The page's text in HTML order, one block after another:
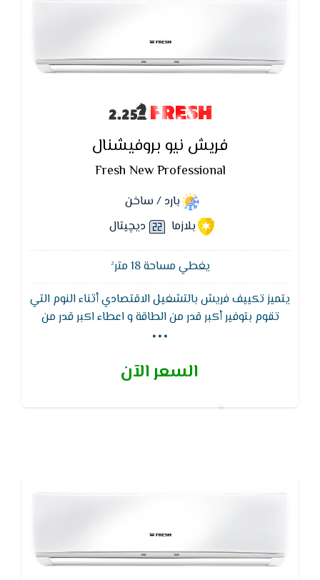
FRESH
فريش نيو بروفيشنال
Fresh New Professional
بارد / ساخن
بلازما
ديچيتال
يغطي مساحة 18 متر²
يتميز تكييف فريش بالتشغيل الاقتصادي أثناء النوم التي
تقوم بتوفير أكبر قدر من الطاقة و اعطاء اكبر قدر من
الراحة أثناء النوم, كما يتميز تكييف فريش ايضا بخاصية
خمس سنوات
...
السعر الآن